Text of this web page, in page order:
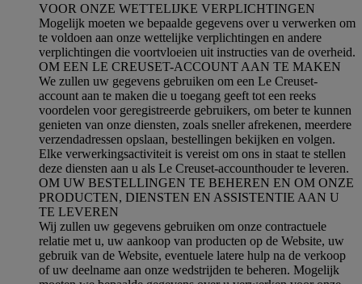
VOOR ONZE WETTELIJKE VERPLICHTINGEN
Mogelijk moeten we bepaalde gegevens over u verwerken om
te voldoen aan onze wettelijke verplichtingen en andere
verplichtingen die voortvloeien uit instructies van de overheid.
OM EEN LE CREUSET-ACCOUNT AAN TE MAKEN
We zullen uw gegevens gebruiken om een Le Creuset-
account aan te maken die u toegang geeft tot een reeks
voordelen voor geregistreerde gebruikers, om beter te kunnen
genieten van onze diensten, zoals sneller afrekenen, meerdere
verzendadressen opslaan, bestellingen bekijken en volgen.
Elke verwerkingsactiviteit is vereist om ons in staat te stellen
deze diensten aan u als Le Creuset-accounthouder te leveren.
OM UW BESTELLINGEN TE BEHEREN EN OM ONZE
PRODUCTEN, DIENSTEN EN ASSISTENTIE AAN U
TE LEVEREN
Wij zullen uw gegevens gebruiken om onze contractuele
relatie met u, uw aankoop van producten op de Website, uw
gebruik van de Website, eventuele latere hulp na de verkoop
of uw deelname aan onze wedstrijden te beheren. Mogelijk